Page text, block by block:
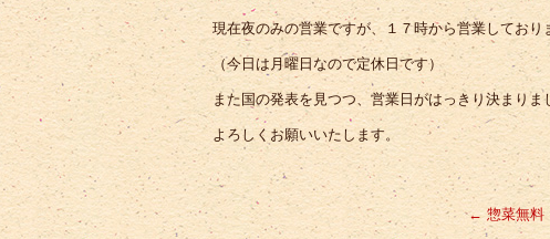
現在夜のみの営業ですが、１７時から営業しており
（今日は月曜日なので定休日です）
また国の発表を見つつ、営業日がはっきり決まり
よろしくお願いいたします。
← 惣菜無料